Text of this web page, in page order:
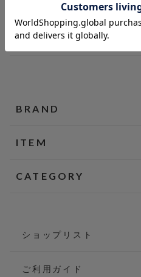
BRAND
ITEM
CATEGORY
ショップリスト
ご利用ガイド